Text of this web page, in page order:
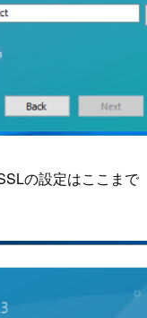
の設定はここまで